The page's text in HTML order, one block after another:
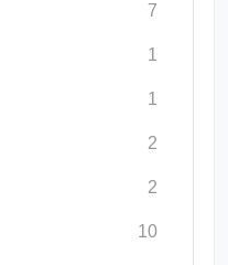
7
1
1
2
2
10